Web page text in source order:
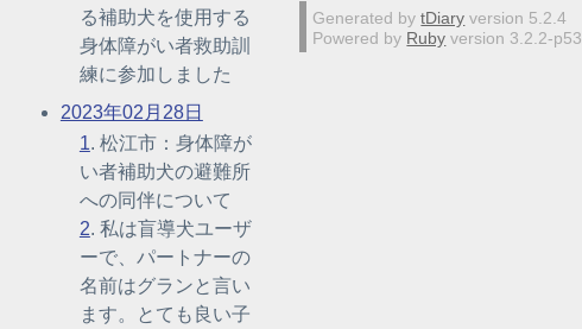
る補助犬を使用する
身体障がい者救助訓
練に参加しました
2023年02月28日
1. 松江市：身体障が
い者補助犬の避難所
への同伴について
2. 私は盲導犬ユーザ
ーで、パートナーの
名前はグランと言い
ます。とても良い子
Generated bytDiary version 5.2.4
Powered by Ruby version 3.2.2-p53